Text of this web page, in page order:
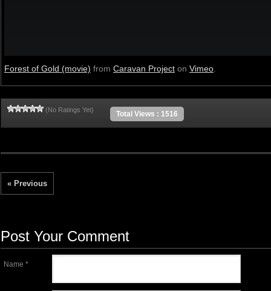
Forest of Gold (movie) from Caravan Project on Vimeo
(No Ratings Yet) Total Views : 1516
« Previous
Post Your Comment
Name *